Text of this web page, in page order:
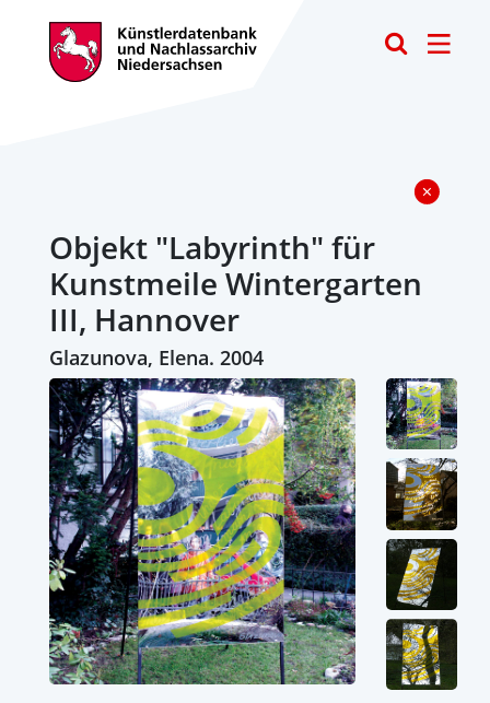
Objekt "Labyrinth" für
Kunstmeile Wintergarten
III, Hannover
Glazunova, Elena. 2004